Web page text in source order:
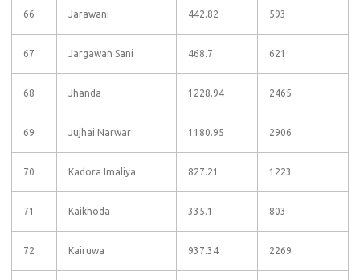
66 Jarawani 442.82 593
67 Jargawan Sani 468.7 621
68 Jhanda 1228.94 2465
69 Jujhai Narwar 1180.95 2906
70 Kadora Imaliya 827.21 1223
71 Kaikhoda 335.1 803
72 Kairuwa 937.34 2269